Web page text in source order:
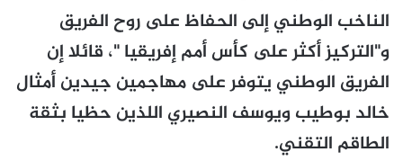
الناخب الوطني إلى الحفاظ على روح الفريق
و"التركيز أكثر على كأس أمم إفريقيا "، قائلا إن
الفريق الوطني يتوفر على مهاجمين جيدين أمثال
خالد بوطيب ويوسف النصيري اللذين حظيا بثقة
الطاقم التقني.